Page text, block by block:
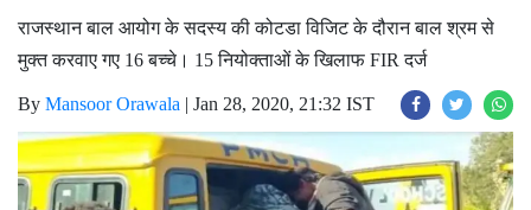
राजस्थान बाल आयोग के सदस्य की कोटडा विजिट के दौरान बाल श्रम से
मुक्त करवाए गए 16 बच्चे। 15 नियोक्ताओं के खिलाफ FIR दर्ज
By Mansoor Orawala | Jan 28, 2020, 21:32 IST